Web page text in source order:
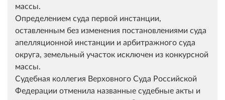
массы.
Определением суда первой инстанции,
оставленным без изменения постановлениями суда
апелляционной инстанции и арбитражного суда
округа, земельный участок исключен из конкурсной
массы.
Судебная коллегия Верховного Суда Российской
Федерации отменила названные судебные акты и